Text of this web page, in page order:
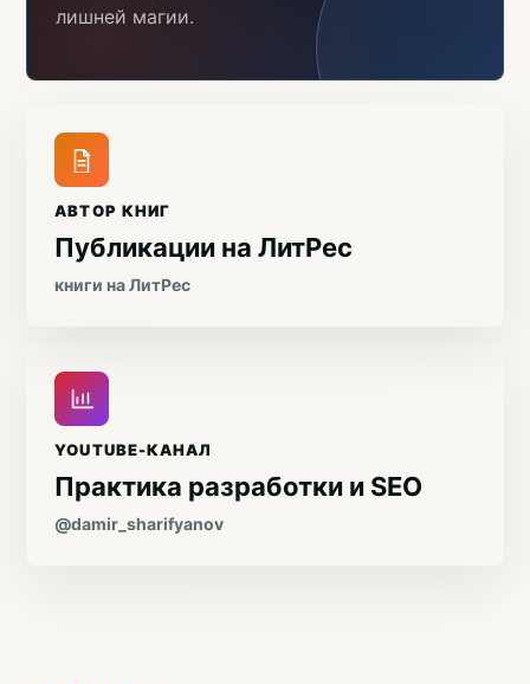
лишней магии.
АВТОР КНИГ
Публикации на ЛитРес
книги на ЛитРес
YOUTUBE-КАНАЛ
Практика разработки и SEO
@damir_sharifyanov